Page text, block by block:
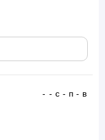
- - с - п - в